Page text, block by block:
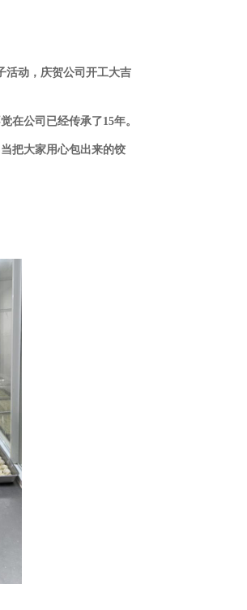
活动，庆贺公司开工大吉
在公司已经传承了15年。
把大家用心包出来的饺